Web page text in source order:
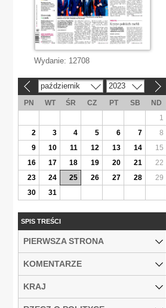
Wydanie: 12708
październik 2023
PN WT ŚR CZ PT SB
ND
1
2
3 4 5 6 7
8
9
10 11 12 13 14
15
16
17 18 19 20 21
22
23
24 25 26 27 28
29
30
31
SPIS TREŚCI
PIERWSZA STRONA
KOMENTARZE
KRAJ